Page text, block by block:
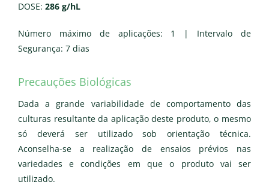
DOSE: 286 g/hL
Número máximo de aplicações: 1 | Intervalo de
Segurança: 7 dias
Precauções Biológicas
Dada a grande variabilidade de comportamento das
culturas resultante da aplicação deste produto, o mesmo
só deverá ser utilizado sob orientação técnica.
Aconselha-se a realização de ensaios prévios nas
variedades e condições em que o produto vai ser
utilizado.